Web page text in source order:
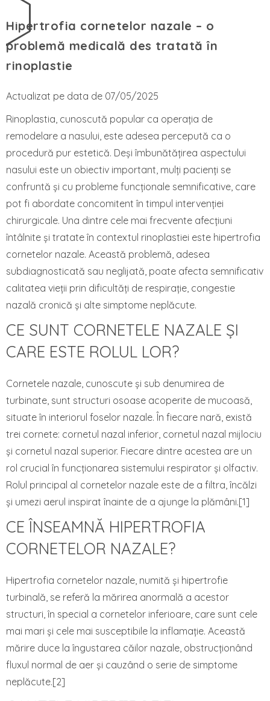
Hipertrofia cornetelor nazale – o
problemă medicală des tratată în
rinoplastie
Actualizat pe data de 07/05/2025
Rinoplastia, cunoscută popular ca operația de
remodelare a nasului, este adesea percepută ca o
procedură pur estetică. Deși îmbunătățirea aspectului
nasului este un obiectiv important, mulți pacienți se
confruntă și cu probleme funcționale semnificative, care
pot fi abordate concomitent în timpul intervenției
chirurgicale. Una dintre cele mai frecvente afecțiuni
întâlnite și tratate în contextul rinoplastiei este hipertrofia
cornetelor nazale. Această problemă, adesea
subdiagnosticată sau neglijată, poate afecta semnificativ
calitatea vieții prin dificultăți de respirație, congestie
nazală cronică și alte simptome neplăcute.
CE SUNT CORNETELE NAZALE ȘI
CARE ESTE ROLUL LOR?
Cornetele nazale, cunoscute și sub denumirea de
turbinate, sunt structuri osoase acoperite de mucoasă,
situate în interiorul foselor nazale. În fiecare nară, există
trei cornete: cornetul nazal inferior, cornetul nazal mijlociu
și cornetul nazal superior. Fiecare dintre acestea are un
rol crucial în funcționarea sistemului respirator și olfactiv.
Rolul principal al cornetelor nazale este de a filtra, încălzi
și umezi aerul inspirat înainte de a ajunge la plămâni.[1]
CE ÎNSEAMNĂ HIPERTROFIA
CORNETELOR NAZALE?
Hipertrofia cornetelor nazale, numită și hipertrofie
turbinală, se referă la mărirea anormală a acestor
structuri, în special a cornetelor inferioare, care sunt cele
mai mari și cele mai susceptibile la inflamație. Această
mărire duce la îngustarea căilor nazale, obstrucționând
fluxul normal de aer și cauzând o serie de simptome
neplăcute.[2]